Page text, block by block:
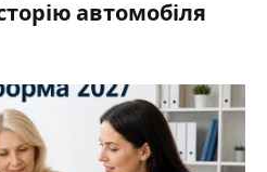
автомобіля